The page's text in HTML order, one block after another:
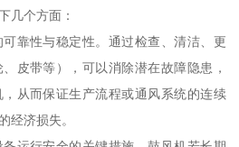
几个方面：
靠性与稳定性。通过检查、清洁、更
皮带等），可以消除潜在故障隐患，
从而保证生产流程或通风系统的连续
经济损失。